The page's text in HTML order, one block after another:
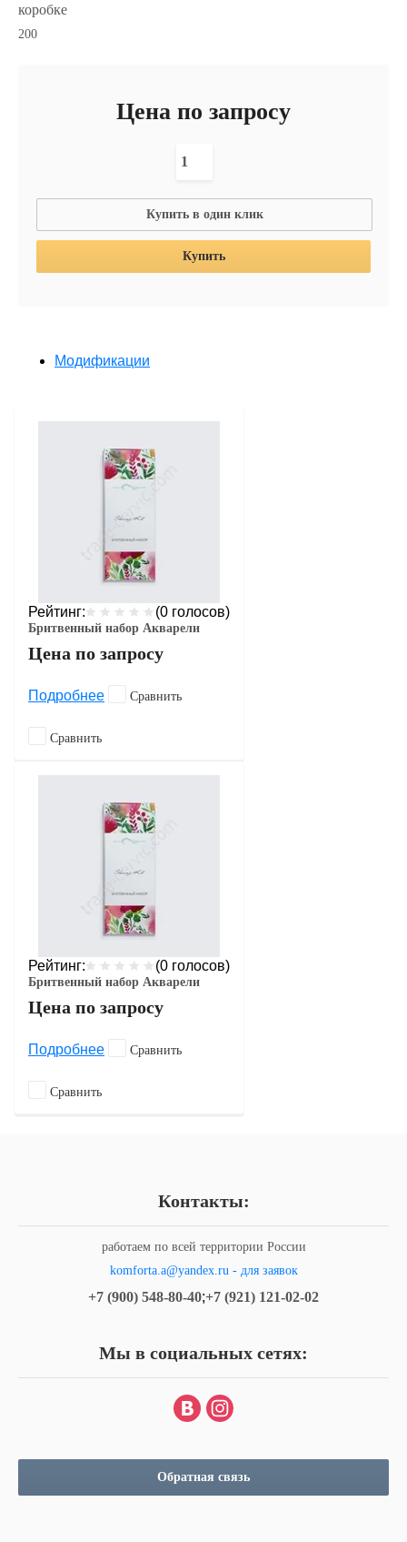
коробке
200
Цена по запросу
Купить в один клик
Купить
Модификации
Рейтинг: (0 голосов)
Бритвенный набор Акварели
Цена по запросу
Подробнее Сравнить
Сравнить
Рейтинг: (0 голосов)
Бритвенный набор Акварели
Цена по запросу
Подробнее Сравнить
Сравнить
Контакты:
работаем по всей территории России
komforta.a@yandex.ru - для заявок
+7 (900) 548-80-40;+7 (921) 121-02-02
Мы в социальных сетях:
Обратная связь